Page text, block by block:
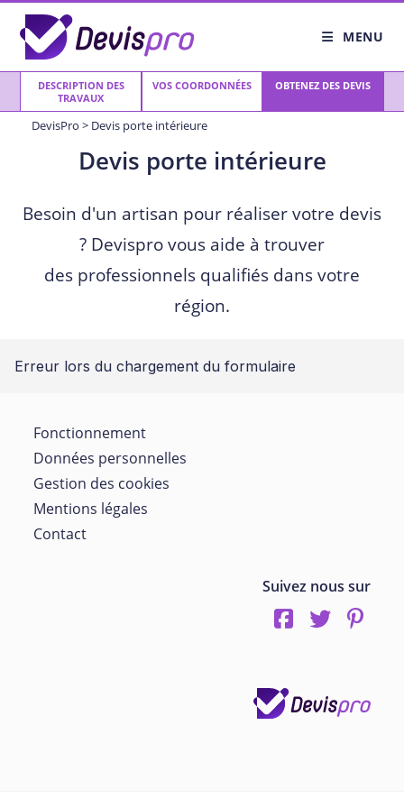
content
MENU
DESCRIPTION DES
TRAVAUX
VOS COORDONNÉES OBTENEZ DES DEVIS
DevisPro > Devis porte intérieure
Devis porte intérieure
Besoin d'un artisan pour réaliser votre devis
? Devispro vous aide à trouver
des professionnels qualifiés dans votre
région.
Erreur lors du chargement du formulaire
Fonctionnement
Données personnelles
Gestion des cookies
Mentions légales
Contact
Suivez nous sur